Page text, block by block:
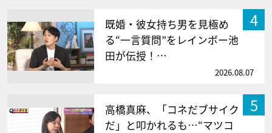
4
既婚・彼女持ち男を見極め
る“一言質問”をレインボー池
田が伝授！…
2026.08.07
5
高橋真麻、「コネだブサイク
だ」と叩かれるも…“マツコ